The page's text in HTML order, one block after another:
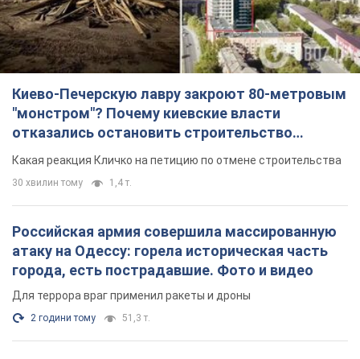
Киево-Печерскую лавру закроют 80-метровым
"монстром"? Почему киевские власти
отказались остановить строительство
небоскреба "московского верующего"
Какая реакция Кличко на петицию по отмене строительства
30 хвилин тому 1,4 т.
Российская армия совершила массированную
атаку на Одессу: горела историческая часть
города, есть пострадавшие. Фото и видео
Для террора враг применил ракеты и дроны
2 години тому 51,3 т.